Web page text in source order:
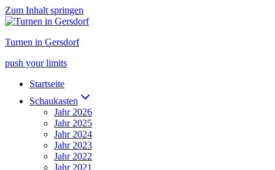
Zum Inhalt springen
Turnen in Gersdorf
push your limits
Startseite
Schaukasten
Jahr 2026
Jahr 2025
Jahr 2024
Jahr 2023
Jahr 2022
Jahr 2021